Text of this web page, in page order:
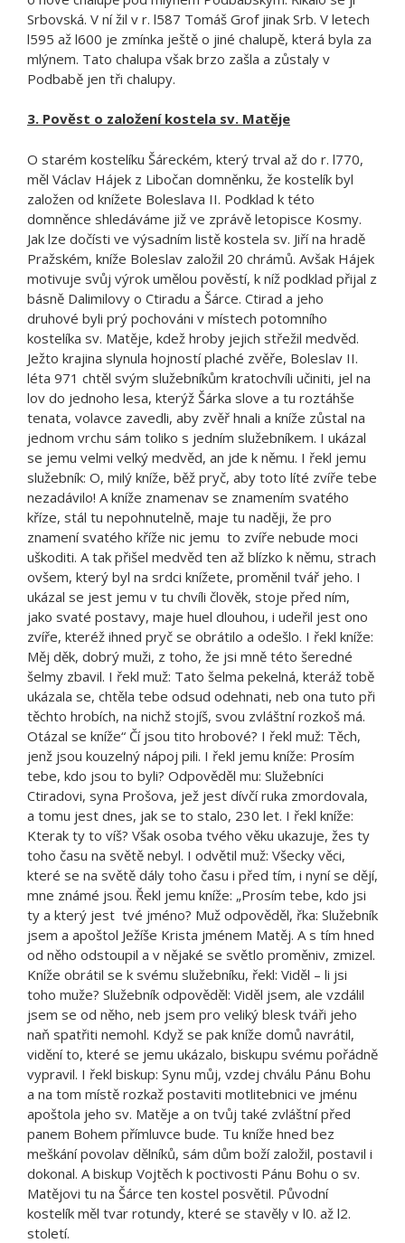
Srbovská. V ní žil v r. l587 Tomáš Grof jinak Srb. V letech
l595 až l600 je zmínka ještě o jiné chalupě, která byla za
mlýnem. Tato chalupa však brzo zašla a zůstaly v
Podbabě jen tři chalupy.
3. Pověst o založení kostela sv. Matěje
O starém kostelíku Šáreckém, který trval až do r. l770,
měl Václav Hájek z Libočan domněnku, že kostelík byl
založen od knížete Boleslava II. Podklad k této
domněnce shledáváme již ve zprávě letopisce Kosmy.
Jak lze dočísti ve výsadním listě kostela sv. Jiří na hradě
Pražském, kníže Boleslav založil 20 chrámů. Avšak Hájek
motivuje svůj výrok umělou pověstí, k níž podklad přijal z
básně Dalimilovy o Ctiradu a Šárce. Ctirad a jeho
druhové byli prý pochováni v místech potomního
kostelíka sv. Matěje, kdež hroby jejich střežil medvěd.
Ježto krajina slynula hojností plaché zvěře, Boleslav II.
léta 971 chtěl svým služebníkům kratochvíli učiniti, jel na
lov do jednoho lesa, kterýž Šárka slove a tu roztáhše
tenata, volavce zavedli, aby zvěř hnali a kníže zůstal na
jednom vrchu sám toliko s jedním služebníkem. I ukázal
se jemu velmi velký medvěd, an jde k němu. I řekl jemu
služebník: O, milý kníže, běž pryč, aby toto líté zvíře tebe
nezadávilo! A kníže znamenav se znamením svatého
kříze, stál tu nepohnutelně, maje tu naději, že pro
znamení svatého kříže nic jemu to zvíře nebude moci
uškoditi. A tak přišel medvěd ten až blízko k němu, strach
ovšem, který byl na srdci knížete, proměnil tvář jeho. I
ukázal se jest jemu v tu chvíli člověk, stoje před ním,
jako svaté postavy, maje huel dlouhou, i udeřil jest ono
zvíře, kteréž ihned pryč se obrátilo a odešlo. I řekl kníže:
Měj děk, dobrý muži, z toho, že jsi mně této šeredné
šelmy zbavil. I řekl muž: Tato šelma pekelná, kteráž tobě
ukázala se, chtěla tebe odsud odehnati, neb ona tuto při
těchto hrobích, na nichž stojíš, svou zvláštní rozkoš má.
Otázal se kníže“ Čí jsou tito hrobové? I řekl muž: Těch,
jenž jsou kouzelný nápoj pili. I řekl jemu kníže: Prosím
tebe, kdo jsou to byli? Odpověděl mu: Služebníci
Ctiradovi, syna Prošova, jež jest dívčí ruka zmordovala,
a tomu jest dnes, jak se to stalo, 230 let. I řekl kníže:
Kterak ty to víš? Však osoba tvého věku ukazuje, žes ty
toho času na světě nebyl. I odvětil muž: Všecky věci,
které se na světě dály toho času i před tím, i nyní se dějí,
mne známé jsou. Řekl jemu kníže: „Prosím tebe, kdo jsi
ty a který jest tvé jméno? Muž odpověděl, řka: Služebník
jsem a apoštol Ježíše Krista jménem Matěj. A s tím hned
od něho odstoupil a v nějaké se světlo proměniv, zmizel.
Kníže obrátil se k svému služebníku, řekl: Viděl – li jsi
toho muže? Služebník odpověděl: Viděl jsem, ale vzdálil
jsem se od něho, neb jsem pro veliký blesk tváři jeho
naň spatřiti nemohl. Když se pak kníže domů navrátil,
vidění to, které se jemu ukázalo, biskupu svému pořádně
vypravil. I řekl biskup: Synu můj, vzdej chválu Pánu Bohu
a na tom místě rozkaž postaviti motlitebnici ve jménu
apoštola jeho sv. Matěje a on tvůj také zvláštní před
panem Bohem přímluvce bude. Tu kníže hned bez
meškání povolav dělníků, sám dům boží založil, postavil i
dokonal. A biskup Vojtěch k poctivosti Pánu Bohu o sv.
Matějovi tu na Šárce ten kostel posvětil. Původní
kostelík měl tvar rotundy, které se stavěly v l0. až l2.
století.